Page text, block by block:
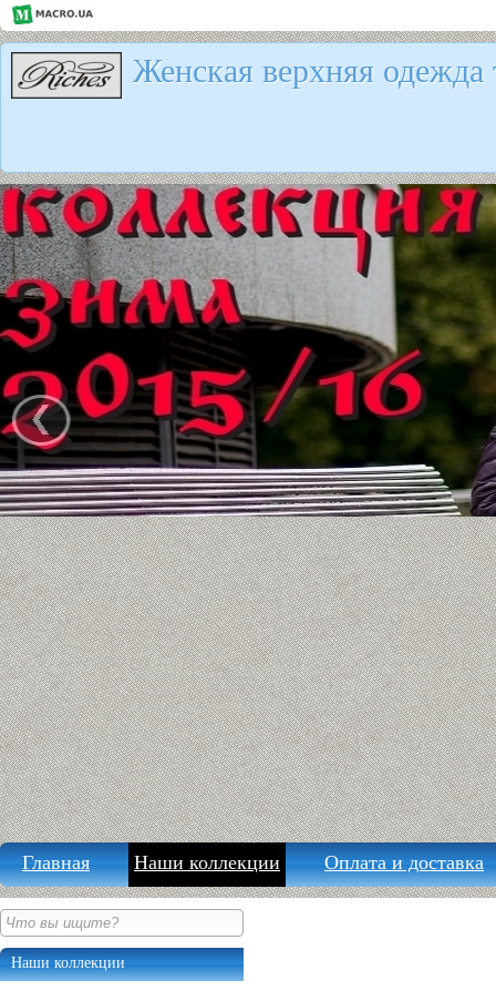
Женская верхняя одежда
Главная Наши коллекции Оплата и доставка
Наши коллекции